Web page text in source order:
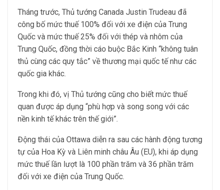
Tháng trước, Thủ tướng Canada Justin Trudeau đã
công bố mức thuế 100% đối với xe điện của Trung
Quốc và mức thuế 25% đối với thép và nhôm của
Trung Quốc, đồng thời cáo buộc Bắc Kinh “không tuân
thủ cùng các quy tắc” về thương mại quốc tế như các
quốc gia khác.
Trong khi đó, vị Thủ tướng cũng cho biết mức thuế
quan được áp dụng “phù hợp và song song với các
nền kinh tế khác trên thế giới”.
Động thái của Ottawa diễn ra sau các hành động tương
tự của Hoa Kỳ và Liên minh châu Âu (EU), khi áp dụng
mức thuế lần lượt là 100 phần trăm và 36 phần trăm
đối với xe điện của Trung Quốc.